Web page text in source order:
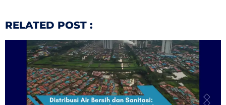
RELATED POST :